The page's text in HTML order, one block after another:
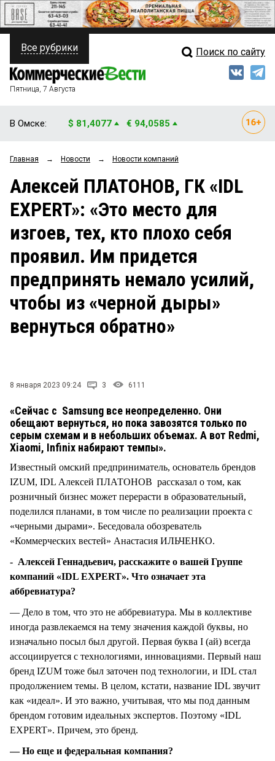
ПОЛИТИКА
ФИНАНСЫ
ОБЩЕСТВО
ЗАКОН
НОВОСТИ КОМПАНИЙ
СТИЛЬ ЖИЗНИ
Свежий выпуск
Мнения
Рейтинги
Блоги
Архив
Все рубрики Поиск по сайту
Пятница, 7 Августа
В Омске: $ 81,4077 € 94,0585
Главная → Новости → Новости компаний
Алексей ПЛАТОНОВ, ГК «IDL
EXPERT»: «Это место для
изгоев, тех, кто плохо себя
проявил. Им придется
предпринять немало усилий,
чтобы из «черной дыры»
вернуться обратно»
8 января 2023 09:24 3 6111
«Сейчас с Samsung все неопределенно. Они
обещают вернуться, но пока завозятся только по
серым схемам и в небольших объемах. А вот Redmi,
Xiaomi, Infinix набирают темпы».
Известный омский предприниматель, основатель брендов
IZUM, IDL Алексей ПЛАТОНОВ рассказал о том, как
розничный бизнес может перерасти в образовательный,
поделился планами, в том числе по реализации проекта с
«черными дырами». Беседовала обозреватель
«Коммерческих вестей» Анастасия ИЛЬЧЕНКО.
- Алексей Геннадьевич, расскажите о вашей Группе
компаний «IDL EXPERT». Что означает эта
аббревиатура?
— Дело в том, что это не аббревиатура. Мы в коллективе
иногда развлекаемся на тему значения каждой буквы, но
изначально посыл был другой. Первая буква I (ай) всегда
ассоциируется с технологиями, инновациями. Первый наш
бренд IZUM тоже был заточен под технологии, и IDL стал
продолжением темы. В целом, кстати, название IDL звучит
как «идеал». И это важно, учитывая, что мы под данным
брендом готовим идеальных экспертов. Поэтому «IDL
EXPERT». Причем, это бренд.
— Но еще и федеральная компания?